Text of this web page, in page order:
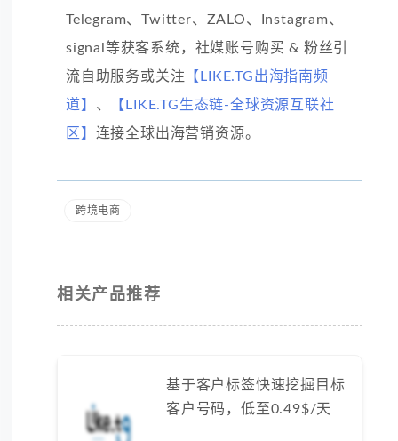
Telegram、Twitter、ZALO、Instagram、
signal等获客系统，社媒账号购买 & 粉丝引
流自助服务或关注 【LIKE.TG出海指南频
道】 、
【LIKE.TG生态链-全球资源互联社
区】 连接全球出海营销资源。
跨境电商
相关产品推荐
基于客户标签快速挖掘目标
客户号码，低至0.49$/天